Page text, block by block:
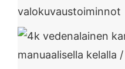
valokuvaustoiminnot